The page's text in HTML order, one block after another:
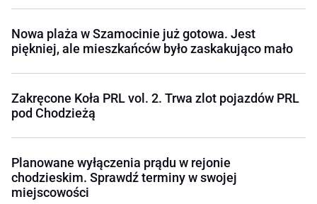
Nowa plaża w Szamocinie już gotowa. Jest
piękniej, ale mieszkańców było zaskakująco mało
Zakręcone Koła PRL vol. 2. Trwa zlot pojazdów PRL
pod Chodzieżą
Planowane wyłączenia prądu w rejonie
chodzieskim. Sprawdź terminy w swojej
miejscowości